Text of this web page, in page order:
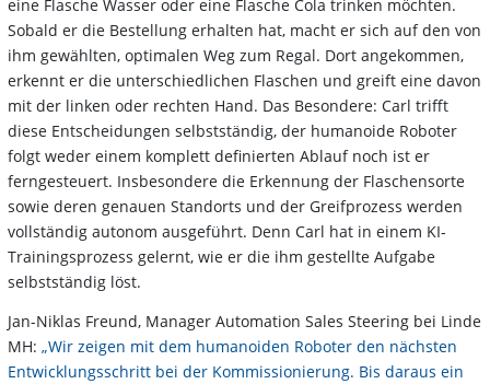
eine Flasche Wasser oder eine Flasche Cola trinken möchten.
Sobald er die Bestellung erhalten hat, macht er sich auf den von
ihm gewählten, optimalen Weg zum Regal. Dort angekommen,
erkennt er die unterschiedlichen Flaschen und greift eine davon
mit der linken oder rechten Hand. Das Besondere: Carl trifft
diese Entscheidungen selbstständig, der humanoide Roboter
folgt weder einem komplett definierten Ablauf noch ist er
ferngesteuert. Insbesondere die Erkennung der Flaschensorte
sowie deren genauen Standorts und der Greifprozess werden
vollständig autonom ausgeführt. Denn Carl hat in einem KI-
Trainingsprozess gelernt, wie er die ihm gestellte Aufgabe
selbstständig löst.
Jan-Niklas Freund, Manager Automation Sales Steering bei Linde
MH: „Wir zeigen mit dem humanoiden Roboter den nächsten
Entwicklungsschritt bei der Kommissionierung. Bis daraus ein